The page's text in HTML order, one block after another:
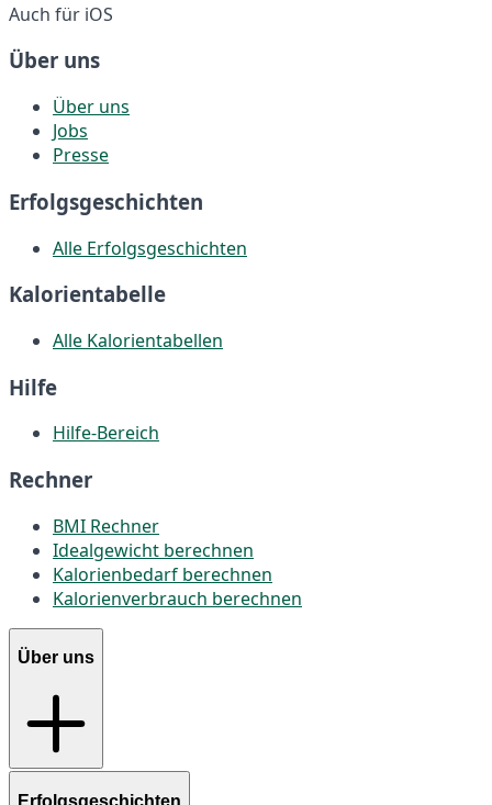
Auch für iOS
Über uns
Über uns
Jobs
Presse
Erfolgsgeschichten
Alle Erfolgsgeschichten
Kalorientabelle
Alle Kalorientabellen
Hilfe
Hilfe-Bereich
Rechner
BMI Rechner
Idealgewicht berechnen
Kalorienbedarf berechnen
Kalorienverbrauch berechnen
Über uns
Erfolgsgeschichten